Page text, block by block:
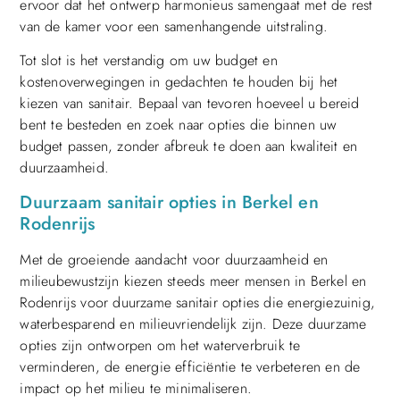
ervoor dat het ontwerp harmonieus samengaat met de rest
van de kamer voor een samenhangende uitstraling.
Tot slot is het verstandig om uw budget en
kostenoverwegingen in gedachten te houden bij het
kiezen van sanitair. Bepaal van tevoren hoeveel u bereid
bent te besteden en zoek naar opties die binnen uw
budget passen, zonder afbreuk te doen aan kwaliteit en
duurzaamheid.
Duurzaam sanitair opties in Berkel en
Rodenrijs
Met de groeiende aandacht voor duurzaamheid en
milieubewustzijn kiezen steeds meer mensen in Berkel en
Rodenrijs voor duurzame sanitair opties die energiezuinig,
waterbesparend en milieuvriendelijk zijn. Deze duurzame
opties zijn ontworpen om het waterverbruik te
verminderen, de energie efficiëntie te verbeteren en de
impact op het milieu te minimaliseren.